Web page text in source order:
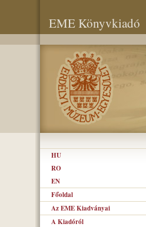
EME Könyvkiadó
HU
RO
EN
Főoldal
Az EME Kiadványai
A Kiadóról